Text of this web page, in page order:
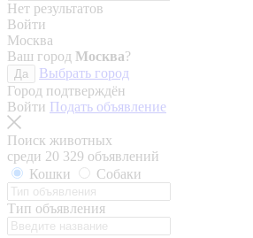
Нет результатов
Войти
Москва
Ваш город Москва?
Да
Выбрать город
Город подтверждён
Войти Подать объявление
Поиск животных
среди 20 329 объявлений
Кошки
Собаки
Тип объявления